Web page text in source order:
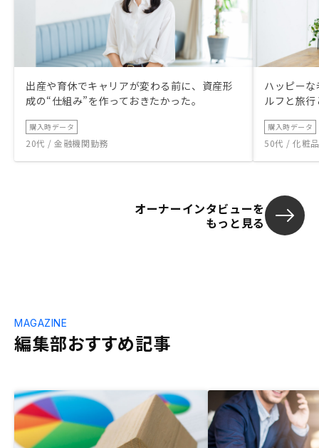
出産や育休でキャリアが変わる前に、資産形
成の“仕組み”を作っておきたかった。
購入時データ
20代 / 金融機関勤務
ハッピー
ルフと旅
購入時データ
50代 / 化粧
オーナーインタビューを
もっと見る
編集部おすすめ記事
MAGAZINE